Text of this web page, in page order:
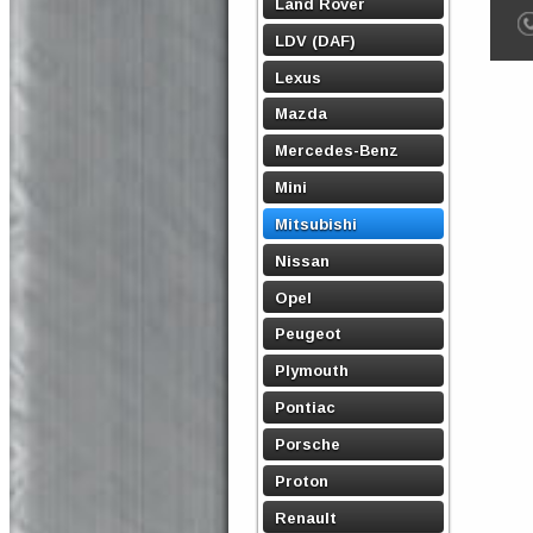
LDV (DAF)
Lexus
Mazda
Mercedes-Benz
Mini
Mitsubishi
Nissan
Opel
Peugeot
Plymouth
Pontiac
Porsche
Proton
Renault